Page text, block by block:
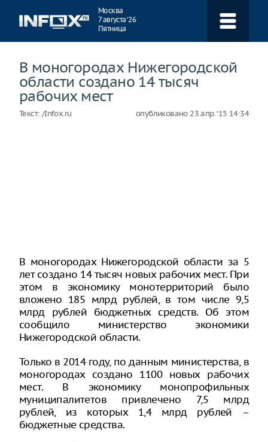
Москва
7 августа ‘26
Пятница
В моногородах Нижегородской
области создано 14 тысяч
рабочих мест
Текст: /Infox.ru опубликовано 23 апр. ‘15 14:34
В моногородах Нижегородской области за 5
лет создано 14 тысяч новых рабочих мест. При
этом в экономику монотерриторий было
вложено 185 млрд рублей, в том числе 9,5
млрд рублей бюджетных средств. Об этом
сообщило министерство экономики
Нижегородской области.
Только в 2014 году, по данным министерства, в
моногородах создано 1100 новых рабочих
мест. В экономику монопрофильных
муниципалитетов привлечено 7,5 млрд
рублей, из которых 1,4 млрд рублей –
бюджетные средства.